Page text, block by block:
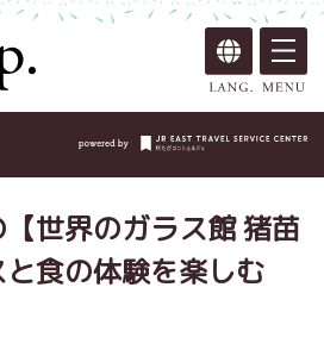
世界のガラス館 猪苗
食の体験を楽しむ